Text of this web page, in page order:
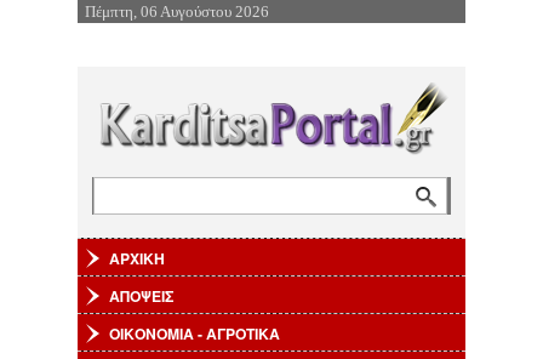
Επιστροφή στην Πλοήγηση
Πέμπτη, 06 Αυγούστου 2026
ΑΡΧΙΚΗ
ΑΠΟΨΕΙΣ
ΟΙΚΟΝΟΜΙΑ - ΑΓΡΟΤΙΚΑ